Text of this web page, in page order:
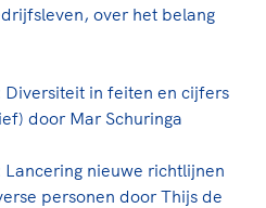
over het belang
Diversiteit in feiten en cijfers
door Mar Schuringa
Lancering nieuwe richtlijnen
personen door Thijs de